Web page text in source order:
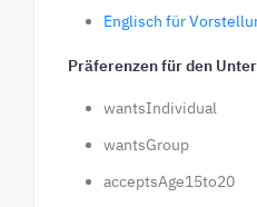
Englisch für
Präferenzen für den
wantsIndividual
wantsGroup
acceptsAge15to20